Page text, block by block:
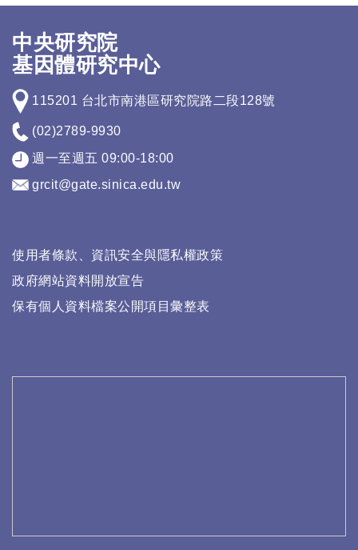
中央研究院
基因體研究中心
115201 台北市南港區研究院路二段128號
(02)2789-9930
週一至週五 09:00-18:00
grcit@gate.sinica.edu.tw
使用者條款、資訊安全與隱私權政策
政府網站資料開放宣告
保有個人資料檔案公開項目彙整表